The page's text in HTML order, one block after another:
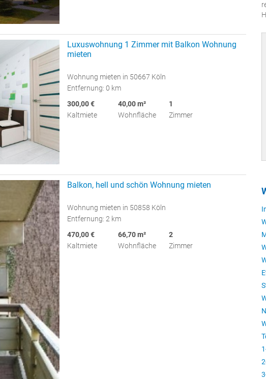
Luxuswohnung 1 Zimmer mit Balkon Wohnung
mieten
Wohnung mieten in 50667 Köln
Entfernung: 0 km
300,00 €
Kaltmiete
40,00 m²
Wohnfläche
1
Zimmer
Balkon, hell und schön Wohnung mieten
Wohnung mieten in 50858 Köln
Entfernung: 2 km
470,00 €
Kaltmiete
66,70 m²
Wohnfläche
2
Zimmer